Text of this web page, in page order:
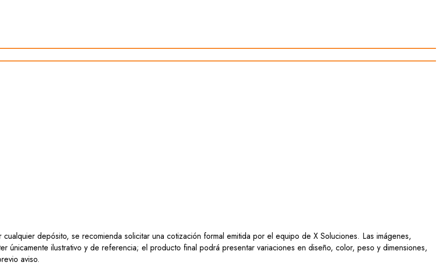
depósito, se recomienda solicitar una cotización formal emitida por el equipo de X Soluciones. Las imágenes,
únicamente ilustrativo y de referencia; el producto final podrá presentar variaciones en diseño, color, peso y dimensiones,
aviso.